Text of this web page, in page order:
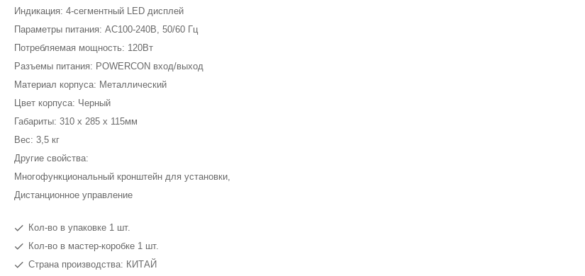
Индикация: 4-сегментный LED дисплей
Параметры питания: AC100-240В, 50/60 Гц
Потребляемая мощность: 120Вт
Разъемы питания: POWERCON вход/выход
Материал корпуса: Металлический
Цвет корпуса: Черный
Габариты: 310 х 285 х 115мм
Вес: 3,5 кг
Другие свойства:
Многофункциональный кронштейн для установки,
Дистанционное управление
Кол-во в упаковке 1 шт.
Кол-во в мастер-коробке 1 шт.
Страна производства: КИТАЙ